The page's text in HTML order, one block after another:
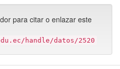
para citar o enlazar este
handle/datos/2520